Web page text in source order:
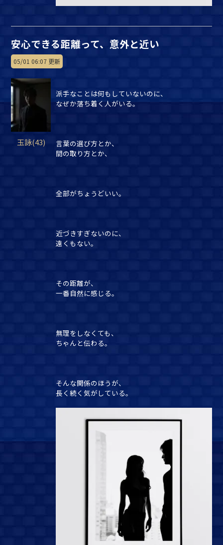
安心できる距離って、意外と近い
05/01 06:07 更新
玉詠(43)
派手なことは何もしていないのに、
なぜか落ち着く人がいる。
言葉の選び方とか、
間の取り方とか、
全部がちょうどいい。
近づきすぎないのに、
遠くもない。
その距離が、
一番自然に感じる。
無理をしなくても、
ちゃんと伝わる。
そんな関係のほうが、
長く続く気がしている。